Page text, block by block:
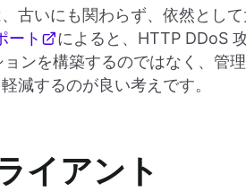
いにも関わらず、依然として
ート
によると、HTTP DDoS
ンを構築するのではなく、管
減するのが良い考えです。
イアント